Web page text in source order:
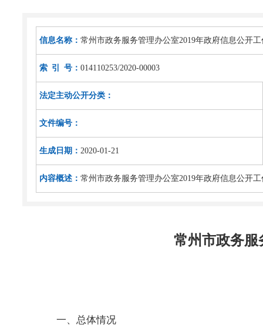
信息名称： 常州市政务服务管理办公室2019年政府信息公开
索 引 号： 014110253/2020-00003
法定主动公开分类：
文件编号：
生成日期： 2020-01-21
内容概述： 常州市政务服务管理办公室2019年政府信息公开
常州市政务服
一、总体情况